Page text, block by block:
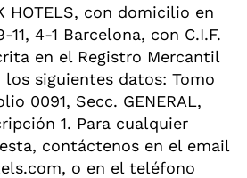
HOTELS, con domicilio en
11, 4-1 Barcelona, con C.I.F.
en el Registro Mercantil
los siguientes datos: Tomo
0091, Secc. GENERAL,
1. Para cualquier
contáctenos en el email
o en el teléfono